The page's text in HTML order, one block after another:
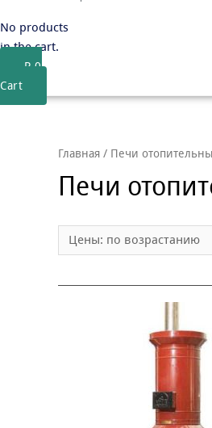
No products
in the cart.
₽ 0
Cart
Главная / Печи
Печи